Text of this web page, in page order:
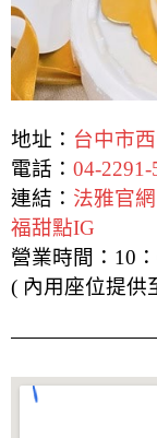
地址： 台中市
電話： 04-2291-
連結： 法雅官網
福甜點IG
營業時間：10
( 內用座位提供